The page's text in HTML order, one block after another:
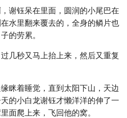
谢钰呆在里面，圆润的小尾巴在
水里翻来覆去的，全身的鳞片也
的劳累。
几秒又马上抬上来，然后又重复
眯着睡觉，直到太阳下山，天边
的小白龙谢钰才懒洋洋的伸了一
面爬上来，飞回他的窝。